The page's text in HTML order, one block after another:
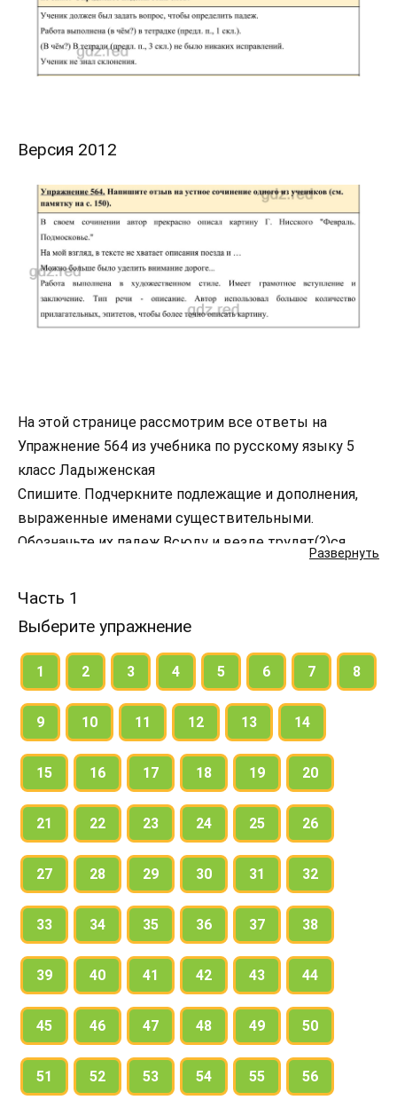
Версия 2012
Развернуть
На этой странице рассмотрим все ответы на
Упражнение 564 из учебника по русскому языку 5
класс Ладыженская
Спишите. Подчеркните подлежащие и дополнения,
выраженные именами существительными.
Обозначьте их падеж.Всюду и везде трудят(?)ся
созд..ют новые машины.4 Водители перевозят
книги. Детей учат препод..ватели.
Часть 1
Выберите упражнение
1 2 3 4 5 6 7 8
9 10 11 12 13 14
15 16 17 18 19 20
21 22 23 24 25 26
27 28 29 30 31 32
33 34 35 36 37 38
39 40 41 42 43 44
45 46 47 48 49 50
51 52 53 54 55 56